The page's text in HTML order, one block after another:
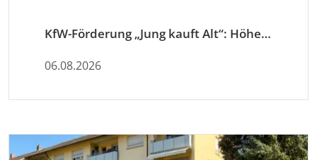
KfW-Förderung „Jung kauft Alt“: Höhere Kredite ab August 2026
06.08.2026